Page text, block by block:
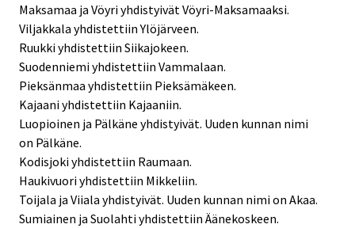
Maksamaa ja Vöyri yhdistyivät Vöyri-Maksamaaksi.
Viljakkala yhdistettiin Ylöjärveen.
Ruukki yhdistettiin Siikajokeen.
Suodenniemi yhdistettiin Vammalaan.
Pieksänmaa yhdistettiin Pieksämäkeen.
Kajaani yhdistettiin Kajaaniin.
Luopioinen ja Pälkäne yhdistyivät. Uuden kunnan nimi
on Pälkäne.
Kodisjoki yhdistettiin Raumaan.
Haukivuori yhdistettiin Mikkeliin.
Toijala ja Viiala yhdistyivät. Uuden kunnan nimi on Akaa.
Sumiainen ja Suolahti yhdistettiin Äänekoskeen.